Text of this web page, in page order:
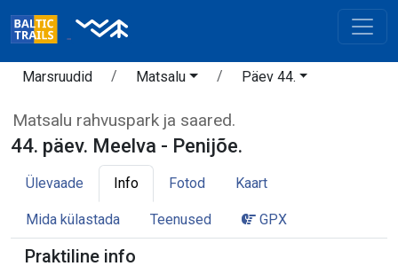
Marsruudid Matsalu Päev 44.
Matsalu rahvuspark ja saared.
44. päev. Meelva - Penijõe.
Ülevaade Info Fotod Kaart
Mida külastada Teenused GPX
Praktiline info